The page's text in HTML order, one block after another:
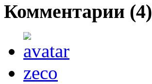
Комментарии (4)
zeco